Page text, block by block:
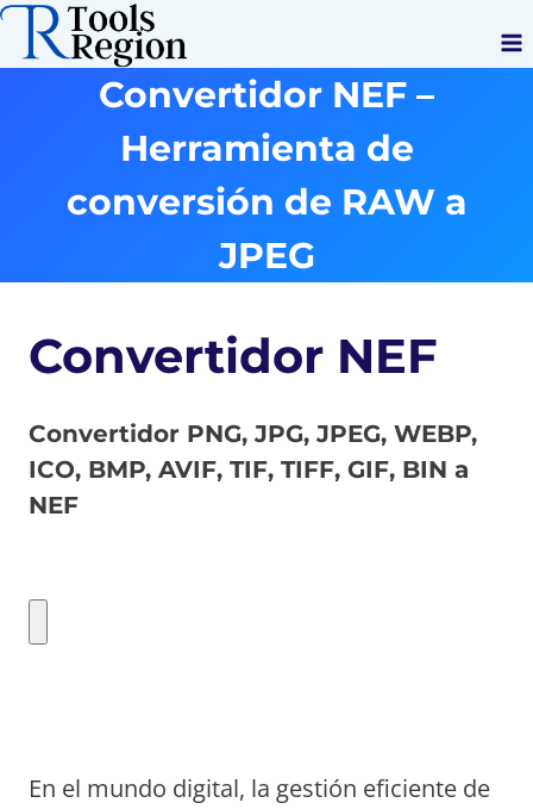
Saltar
contenidoConvertidor NEF –
Herramienta de
conversión de RAW a
JPEG
Convertidor NEF
Convertidor PNG, JPG, JPEG, WEBP,
ICO, BMP, AVIF, TIF, TIFF, GIF, BIN a
NEF
En el mundo digital, la gestión eficiente de